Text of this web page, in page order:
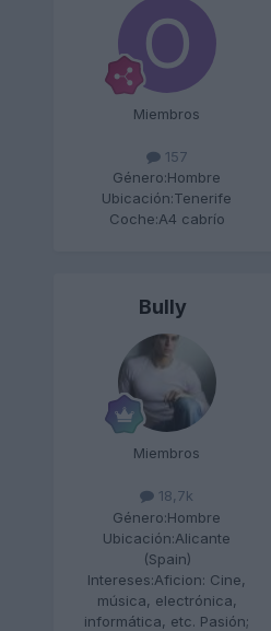
Miembros
157
Género:Hombre
Ubicación:Tenerife
Coche:A4 cabrío
Bully
Miembros
18,7k
Género:Hombre
Ubicación:Alicante
(Spain)
Intereses:Aficion: Cine,
música, electrónica,
informática, etc. Pasión;